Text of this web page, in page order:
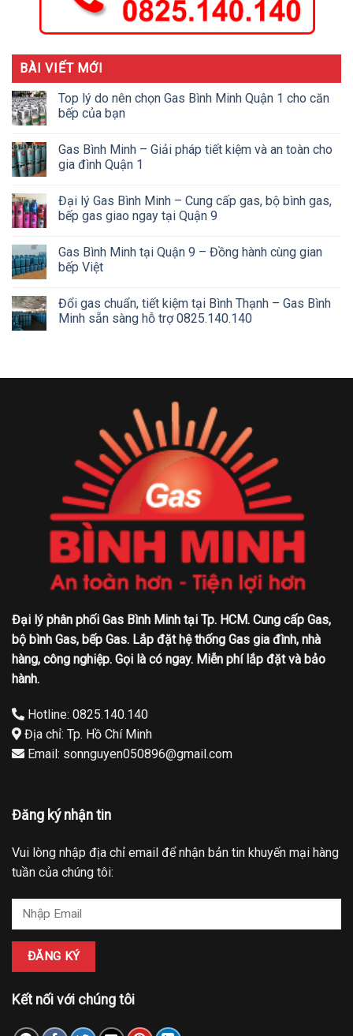
BÀI VIẾT MỚI
Top lý do nên chọn Gas Bình Minh Quận 1 cho căn
bếp của bạn
Gas Bình Minh – Giải pháp tiết kiệm và an toàn cho
gia đình Quận 1
Đại lý Gas Bình Minh – Cung cấp gas, bộ bình gas,
bếp gas giao ngay tại Quận 9
Gas Bình Minh tại Quận 9 – Đồng hành cùng gian
bếp Việt
Đổi gas chuẩn, tiết kiệm tại Bình Thạnh – Gas Bình
Minh sẵn sàng hỗ trợ 0825.140.140
Đại lý phân phối Gas Bình Minh tại Tp. HCM. Cung cấp Gas,
bộ bình Gas, bếp Gas. Lắp đặt hệ thống Gas gia đình, nhà
hàng, công nghiệp. Gọi là có ngay. Miễn phí lắp đặt và bảo
hành.
Hotline: 0825.140.140
Địa chỉ: Tp. Hồ Chí Minh
Email: sonnguyen050896@gmail.com
Đăng ký nhận tin
Vui lòng nhập địa chỉ email để nhận bản tin khuyến mại hàng
tuần của chúng tôi:
Kết nối với chúng tôi